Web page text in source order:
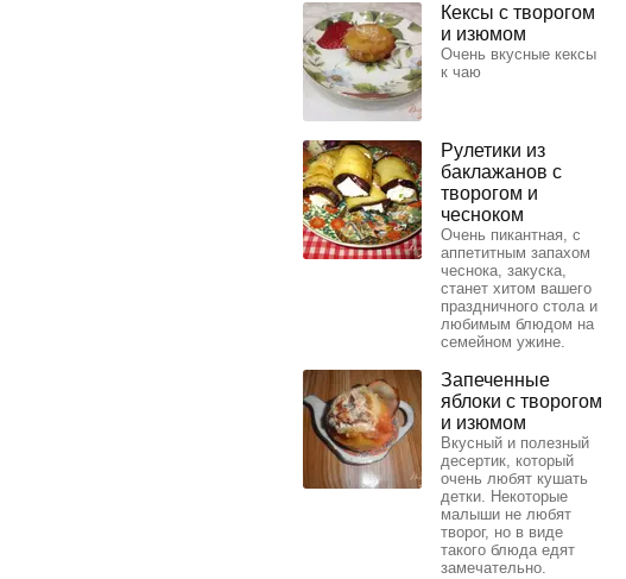
Кексы с творогом
и изюмом
Очень вкусные кексы
к чаю
Рулетики из
баклажанов с
творогом и
чесноком
Очень пикантная, с
аппетитным запахом
чеснока, закуска,
станет хитом вашего
праздничного стола и
любимым блюдом на
семейном ужине.
Запеченные
яблоки с творогом
и изюмом
Вкусный и полезный
десертик, который
очень любят кушать
детки. Некоторые
малыши не любят
творог, но в виде
такого блюда едят
замечательно.